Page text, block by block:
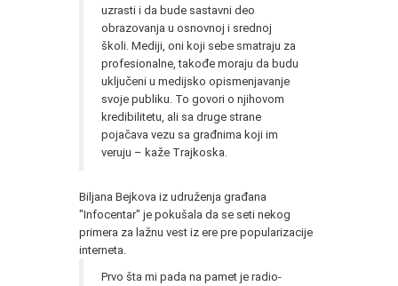
uzrasti i da bude sastavni deo
obrazovanja u osnovnoj i srednoj
školi. Mediji, oni koji sebe smatraju za
profesionalne, takođe moraju da budu
uključeni u medijsko opismenjavanje
svoje publiku. To govori o njihovom
kredibilitetu, ali sa druge strane
pojačava vezu sa građnima koji im
veruju – kaže Trajkoska.
Biljana Bejkova iz udruženja građana
"Infocentar" je pokušala da se seti nekog
primera za lažnu vest iz ere pre popularizacije
interneta.
Prvo šta mi pada na pamet je radio-